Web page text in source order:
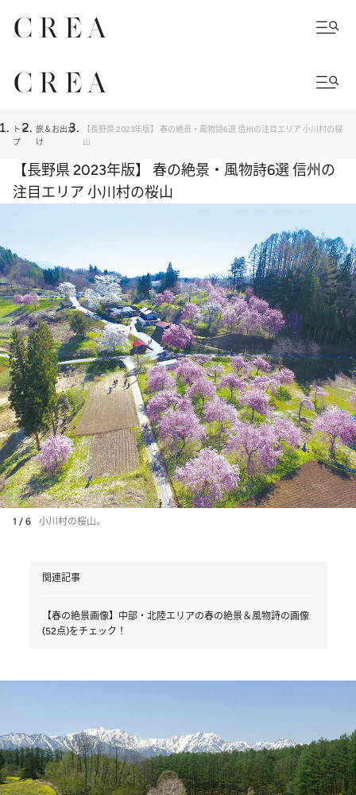
トッ
プ
旅＆お出か
け
【長野県 2023年版】 春の絶景・風物詩6選 信州の注目エリア 小川村の桜
山
【長野県 2023年版】 春の絶景・風物詩6選 信州の
注目エリア 小川村の桜山
1 / 6 小川村の桜山。
関連記事
【春の絶景画像】中部・北陸エリアの春の絶景＆風物詩の画像
(52点)をチェック！